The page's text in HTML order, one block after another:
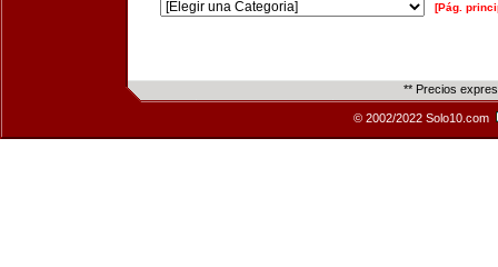
[Pág.
** Precios
© 2002/2022 Solo10.com